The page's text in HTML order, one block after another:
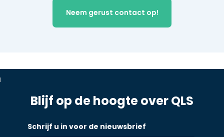
Neem gerust contact op!
Blijf op de hoogte over QLS
Schrijf u in voor de nieuwsbrief